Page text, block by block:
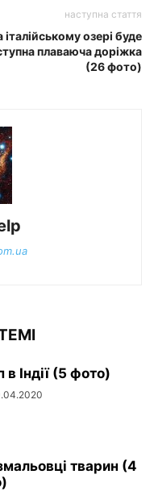
наступна стаття
італійському озері буде
плаваюча доріжка
(26 фото)
в Індії (5 фото)
тварин (4